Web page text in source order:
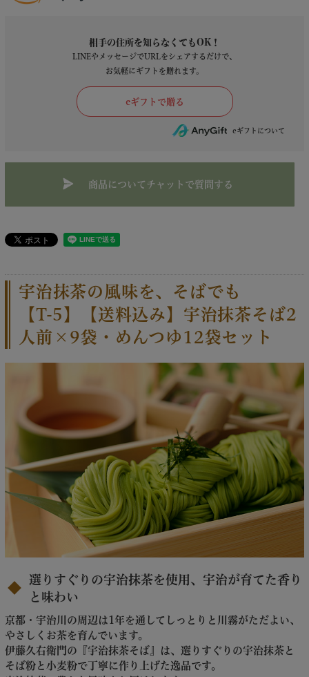
相手の住所を知らなくてもOK！
LINEやメッセージでURLをシェアするだけで、
お気軽にギフトを贈れます。
商品についてチャットで質問する
宇治抹茶の風味を、そばでも
【T-5】【送料込み】宇治抹茶そば2
人前×9袋・めんつゆ12袋セット
選りすぐりの宇治抹茶を使用、宇治が育てた香り
と味わい
京都・宇治川の周辺は1年を通してしっとりと川霧がただよい、
やさしくお茶を育んでいます。
伊藤久右衛門の『宇治抹茶そば』は、選りすぐりの宇治抹茶と
そば粉と小麦粉で丁寧に作り上げた逸品です。